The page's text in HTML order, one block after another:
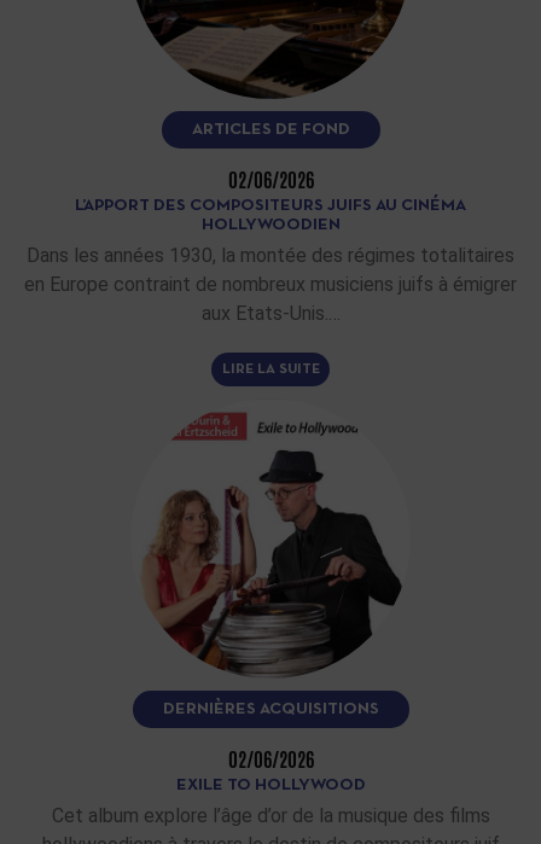
ARTICLES DE FOND
02/06/2026
L’APPORT DES COMPOSITEURS JUIFS AU CINÉMA
HOLLYWOODIEN
Dans les années 1930, la montée des régimes totalitaires
en Europe contraint de nombreux musiciens juifs à émigrer
aux Etats-Unis.…
LIRE LA SUITE
DERNIÈRES ACQUISITIONS
02/06/2026
EXILE TO HOLLYWOOD
Cet album explore l’âge d’or de la musique des films